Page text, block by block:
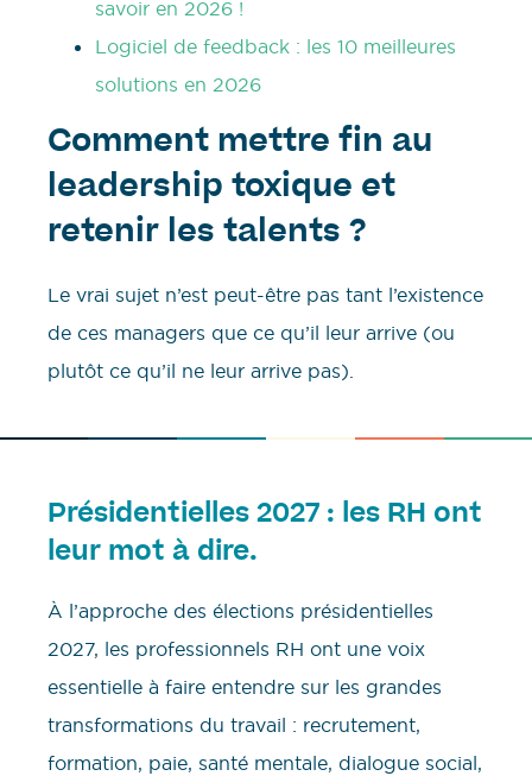
savoir en 2026 !
Logiciel de feedback : les 10 meilleures
solutions en 2026
Comment mettre fin au
leadership toxique et
retenir les talents ?
Le vrai sujet n’est peut-être pas tant l’existence
de ces managers que ce qu’il leur arrive (ou
plutôt ce qu’il ne leur arrive pas).
Présidentielles 2027 : les RH ont
leur mot à dire.
À l’approche des élections présidentielles
2027, les professionnels RH ont une voix
essentielle à faire entendre sur les grandes
transformations du travail : recrutement,
formation, paie, santé mentale, dialogue social,